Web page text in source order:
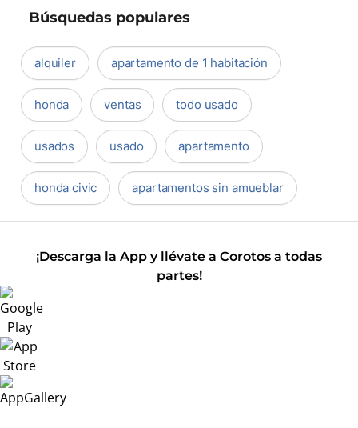
Búsquedas populares
alquiler apartamento de 1 habitación
honda ventas todo usado
usados usado apartamento
honda civic apartamentos sin amueblar
¡Descarga la App y llévate a Corotos a todas
partes!